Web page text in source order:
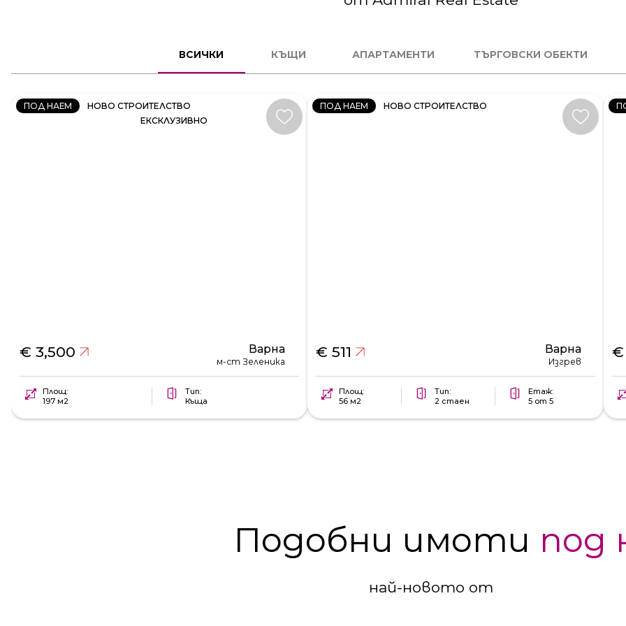
ВСИЧКИ КЪЩИ АПАРТАМЕНТИ ТЪРГОВСКИ ОБЕКТИ
ПОД НАЕМ
НОВО СТРОИТЕЛСТВО
ЕКСКЛУЗИВНО
35414
€ 3,500 Варна
м-ст Зеленика
Площ:
197 м2
Тип:
Къща
ПОД НАЕМ НОВО СТРОИТЕЛСТВО
34406
€ 511 Варна
Изгрев
Площ:
56 м2
Тип:
2 стаен
Етаж:
5 от 5
€
Подобни имоти под
най-новото от